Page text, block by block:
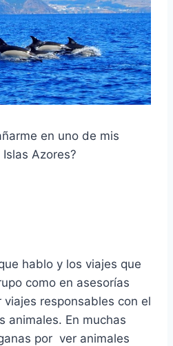
en uno de mis
Azores?
hablo y los viajes que
como en asesorías
responsables con el
animales. En muchas
por ver animales